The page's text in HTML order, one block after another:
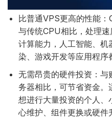
比普通VPS更高的性能：
与传统CPU相比，处理
计算能力，人工智能、机
染、游戏开发等应用程序
无需昂贵的硬件投资：
务器相比，可节省资金。
想进行大量投资的个人、
心维护、组件更换或硬件